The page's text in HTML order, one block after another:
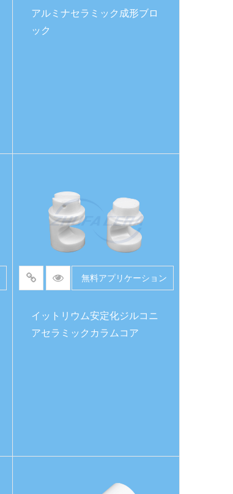
アルミナセラミック成形ブロ
ック
無料アプリケーション
イットリウム安定化ジルコニ
アセラミックカラムコア